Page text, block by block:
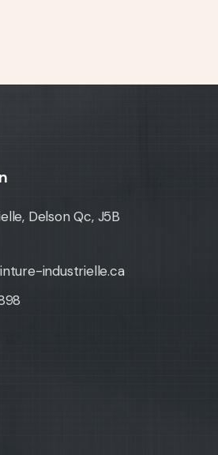
Delson Qc, J5B
industrielle.ca